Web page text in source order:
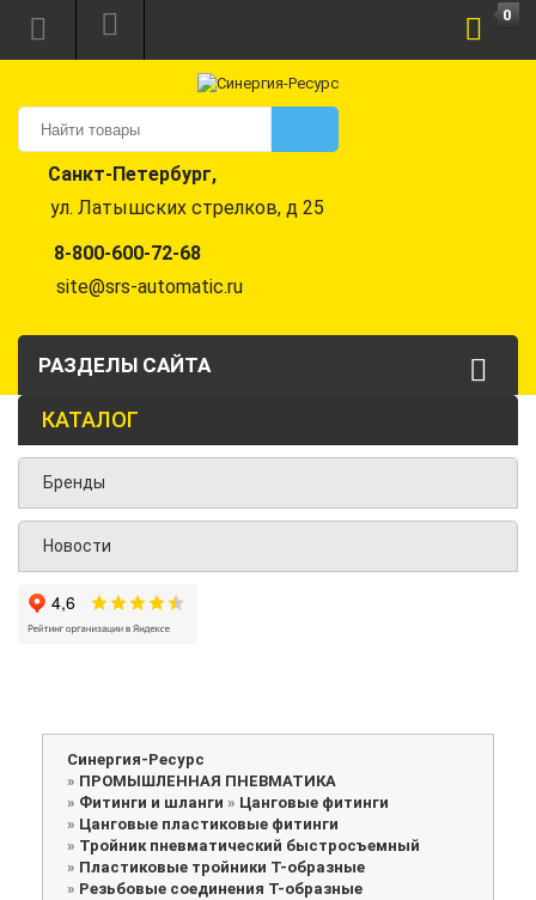
Санкт-Петербург,
ул. Латышских стрелков, д 25
8-800-600-72-68
site@srs-automatic.ru
0
РАЗДЕЛЫ САЙТА
КАТАЛОГ
Бренды
Новости
Синергия-Ресурс
» ПРОМЫШЛЕННАЯ ПНЕВМАТИКА
» Фитинги и шланги » Цанговые фитинги
» Цанговые пластиковые фитинги
» Тройник пневматический быстросъемный
» Пластиковые тройники Т-образные
» Резьбовые соединения Т-образные